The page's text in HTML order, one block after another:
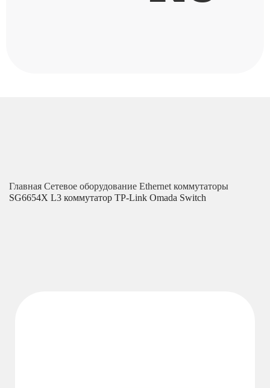
Главная Сетевое оборудование Ethernet коммутаторы
SG6654X L3 коммутатор TP-Link Omada Switch